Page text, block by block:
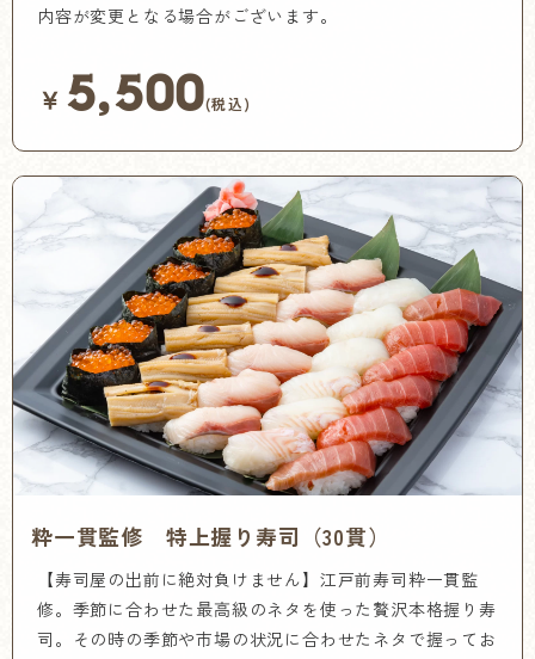
内容が変更となる場合がございます。
￥ 5,500(税込)
粋一貫監修 特上握り寿司（30貫）
【寿司屋の出前に絶対負けません】江戸前寿司粋一貫監
修。季節に合わせた最高級のネタを使った贅沢本格握り寿
司。その時の季節や市場の状況に合わせたネタで握ってお